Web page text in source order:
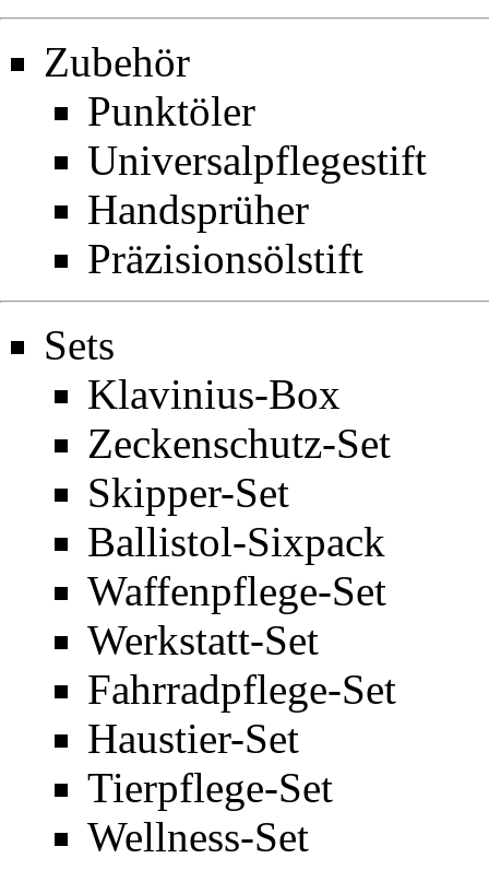
Zubehör
Punktöler
Universalpflegestift
Handsprüher
Präzisionsölstift
Sets
Klavinius-Box
Zeckenschutz-Set
Skipper-Set
Ballistol-Sixpack
Waffenpflege-Set
Werkstatt-Set
Fahrradpflege-Set
Haustier-Set
Tierpflege-Set
Wellness-Set